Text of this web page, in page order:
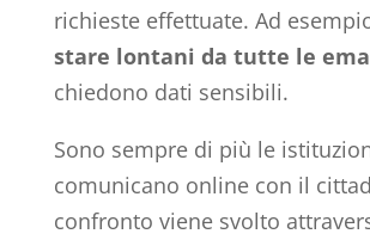
richieste effettuate. Ad
stare lontani da tutte le
chiedono dati sensibili.
Sono sempre di più le
comunicano online con il
confronto viene svolto